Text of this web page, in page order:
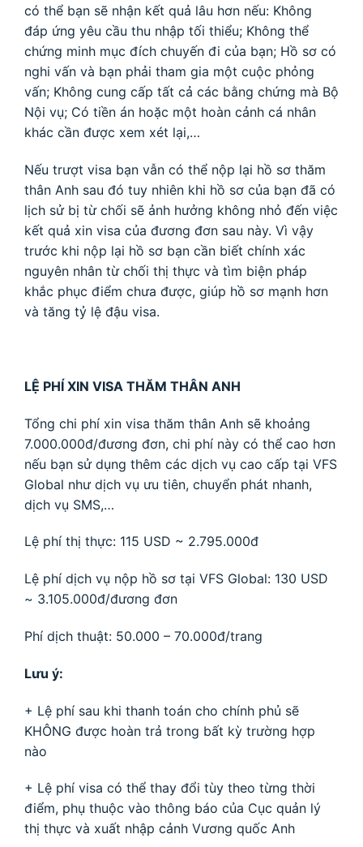
có thể bạn sẽ nhận kết quả lâu hơn nếu: Không
đáp ứng yêu cầu thu nhập tối thiểu; Không thể
chứng minh mục đích chuyến đi của bạn; Hồ sơ có
nghi vấn và bạn phải tham gia một cuộc phỏng
vấn; Không cung cấp tất cả các bằng chứng mà Bộ
Nội vụ; Có tiền án hoặc một hoàn cảnh cá nhân
khác cần được xem xét lại,…
Nếu trượt visa bạn vẫn có thể nộp lại hồ sơ thăm
thân Anh sau đó tuy nhiên khi hồ sơ của bạn đã có
lịch sử bị từ chối sẽ ảnh hưởng không nhỏ đến việc
kết quả xin visa của đương đơn sau này. Vì vậy
trước khi nộp lại hồ sơ bạn cần biết chính xác
nguyên nhân từ chối thị thực và tìm biện pháp
khắc phục điểm chưa được, giúp hồ sơ mạnh hơn
và tăng tỷ lệ đậu visa.
LỆ PHÍ XIN VISA THĂM THÂN ANH
Tổng chi phí xin visa thăm thân Anh sẽ khoảng
7.000.000đ/đương đơn, chi phí này có thể cao hơn
nếu bạn sử dụng thêm các dịch vụ cao cấp tại VFS
Global như dịch vụ ưu tiên, chuyển phát nhanh,
dịch vụ SMS,…
Lệ phí thị thực: 115 USD ~ 2.795.000đ
Lệ phí dịch vụ nộp hồ sơ tại VFS Global: 130 USD
~ 3.105.000đ/đương đơn
Phí dịch thuật: 50.000 – 70.000đ/trang
Lưu ý:
+ Lệ phí sau khi thanh toán cho chính phủ sẽ
KHÔNG được hoàn trả trong bất kỳ trường hợp
nào
+ Lệ phí visa có thể thay đổi tùy theo từng thời
điểm, phụ thuộc vào thông báo của Cục quản lý
thị thực và xuất nhập cảnh Vương quốc Anh